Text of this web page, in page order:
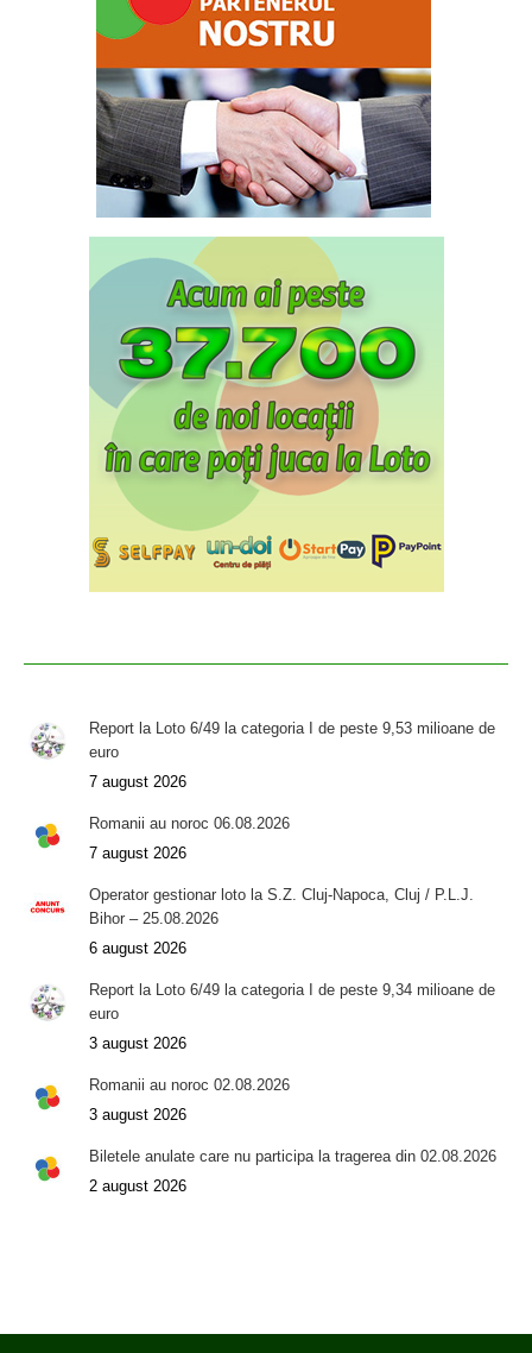
Report la Loto 6/49 la categoria I de peste 9,53 milioane de
euro
7 august 2026
Romanii au noroc 06.08.2026
7 august 2026
Operator gestionar loto la S.Z. Cluj-Napoca, Cluj / P.L.J.
Bihor – 25.08.2026
6 august 2026
Report la Loto 6/49 la categoria I de peste 9,34 milioane de
euro
3 august 2026
Romanii au noroc 02.08.2026
3 august 2026
Biletele anulate care nu participa la tragerea din 02.08.2026
2 august 2026